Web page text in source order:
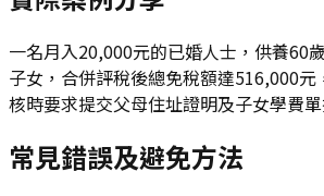
一名月入20,000元的已婚人士，供養60
子女，合併評稅後總免稅額達516,000元
核時要求提交父母住址證明及子女學費單
常見錯誤及避免方法